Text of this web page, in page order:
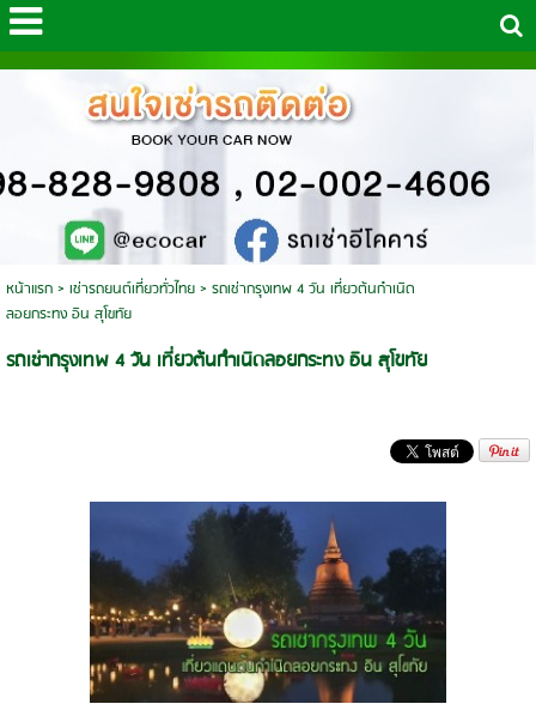
หน้าแรก> เช่ารถยนต์เที่ยวทั่วไทย> รถเช่ากรุงเทพ 4 วัน เที่ยวต้นกำเนิด
ลอยกระทง อิน สุโขทัย
รถเช่ากรุงเทพ 4 วัน เที่ยวต้นกำเนิดลอยกระทง อิน สุโขทัย